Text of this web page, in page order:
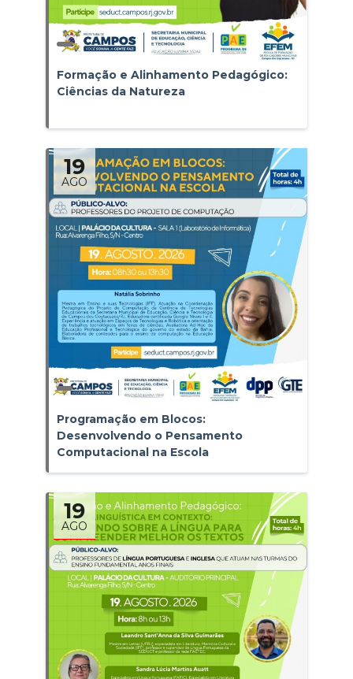
Formação e Alinhamento Pedagógico:
Ciências da Natureza
19
AGO
Programação em Blocos:
Desenvolvendo o Pensamento
Computacional na Escola
19
AGO